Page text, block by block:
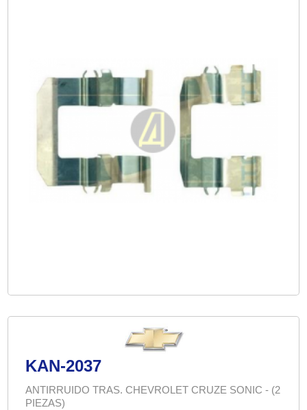
KAN-2037
ANTIRRUIDO TRAS. CHEVROLET CRUZE SONIC - (2
PIEZAS)